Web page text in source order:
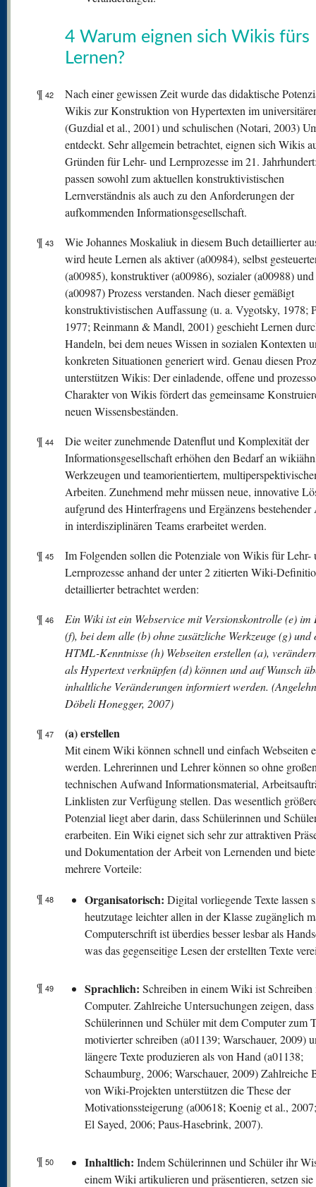
4 Warum eignen sich Wikis fürs
Lernen?
¶ 42
Nach einer gewissen Zeit wurde das didaktische
Wikis zur Konstruktion von Hypertexten im
(Guzdial et al., 2001) und schulischen (Notari, 2003)
entdeckt. Sehr allgemein betrachtet, eignen sich Wikis
Gründen für Lehr- und Lernprozesse im 21.
passen sowohl zum aktuellen konstruktivistischen
Lernverständnis als auch zu den Anforderungen der
aufkommenden Informationsgesellschaft.
¶ 43
Wie Johannes Moskaliuk in diesem Buch detaillierter
wird heute Lernen als aktiver (a00984), selbst
(a00985), konstruktiver (a00986), sozialer (a00988)
(a00987) Prozess verstanden. Nach dieser gemäßigt
konstruktivistischen Auffassung (u. a. Vygotsky, 1978;
1977; Reinmann & Mandl, 2001) geschieht Lernen
Handeln, bei dem neues Wissen in sozialen Kontexten
konkreten Situationen generiert wird. Genau diesen
unterstützen Wikis: Der einladende, offene und
Charakter von Wikis fördert das gemeinsame
neuen Wissensbeständen.
¶ 44
Die weiter zunehmende Datenflut und Komplexität der
Informationsgesellschaft erhöhen den Bedarf an
Werkzeugen und teamorientiertem,
Arbeiten. Zunehmend mehr müssen neue, innovative
aufgrund des Hinterfragens und Ergänzens bestehender
in interdisziplinären Teams erarbeitet werden.
¶ 45
Im Folgenden sollen die Potenziale von Wikis für Lehr-
Lernprozesse anhand der unter 2 zitierten Wiki-
detaillierter betrachtet werden:
¶ 46
Ein Wiki ist ein Webservice mit Versionskontrolle (e) im
(f), bei dem alle (b) ohne zusätzliche Werkzeuge (g) und
HTML-Kenntnisse (h) Webseiten erstellen (a),
als Hypertext verknüpfen (d) können und auf Wunsch
inhaltliche Veränderungen informiert werden.
Döbeli Honegger, 2007)
¶ 47 (a) erstellen
Mit einem Wiki können schnell und einfach Webseiten
werden. Lehrerinnen und Lehrer können so ohne
technischen Aufwand Informationsmaterial,
Linklisten zur Verfügung stellen. Das wesentlich
Potenzial liegt aber darin, dass Schülerinnen und
erarbeiten. Ein Wiki eignet sich sehr zur attraktiven
und Dokumentation der Arbeit von Lernenden und
mehrere Vorteile:
¶ 48 Organisatorisch: Digital vorliegende Texte lassen
heutzutage leichter allen in der Klasse zugänglich
Computerschrift ist überdies besser lesbar als
was das gegenseitige Lesen der erstellten Texte
¶ 49 Sprachlich: Schreiben in einem Wiki ist Schreiben
Computer. Zahlreiche Untersuchungen zeigen, dass
Schülerinnen und Schüler mit dem Computer zum
motivierter schreiben (a01139; Warschauer, 2009)
längere Texte produzieren als von Hand (a01138;
Schaumburg, 2006; Warschauer, 2009) Zahlreiche
von Wiki-Projekten unterstützen die These der
Motivationssteigerung (a00618; Koenig et al.,
El Sayed, 2006; Paus-Hasebrink, 2007).
¶ 50 Inhaltlich: Indem Schülerinnen und Schüler ihr
einem Wiki artikulieren und präsentieren, setzen sie